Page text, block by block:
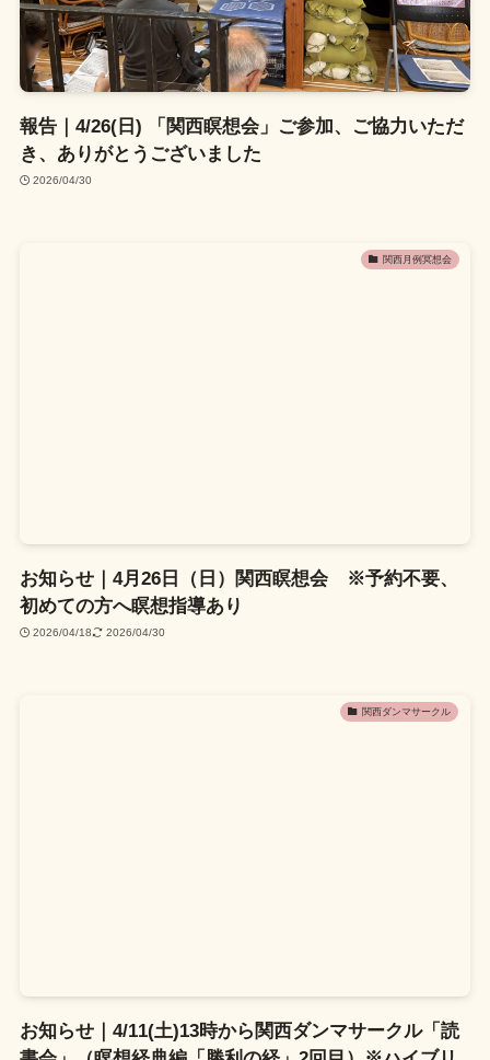
報告｜4/26(日) 「関西瞑想会」ご参加、ご協力いただ
き、ありがとうございました
2026/04/30
関西月例冥想会
お知らせ｜4月26日（日）関西瞑想会 ※予約不要、
初めての方へ瞑想指導あり
2026/04/18 2026/04/30
関西ダンマサークル
お知らせ｜4/11(土)13時から関西ダンマサークル「読